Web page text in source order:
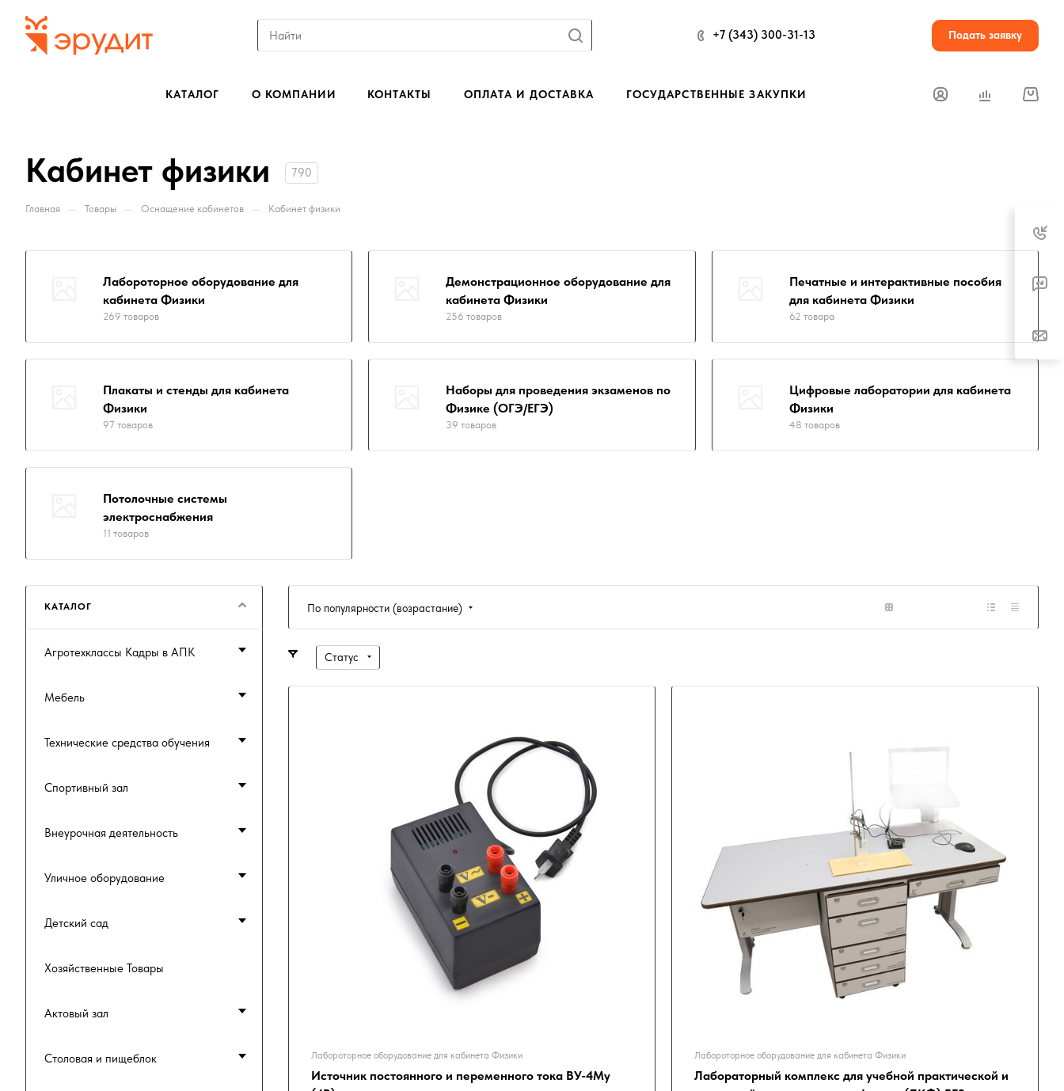
+7 (343) 300-31-13 Подать заявку
КАТАЛОГ О КОМПАНИИ КОНТАКТЫ ОПЛАТА И ДОСТАВКА ГОСУДАРСТВЕННЫЕ ЗАКУПКИ
Кабинет физики 790
Главная — Товары — Оснащение кабинетов — Кабинет физики
Лабороторное оборудование для
кабинета Физики
269 товаров
Демонстрационное оборудование для
кабинета Физики
256 товаров
Печатные и интерактивные пособия
для кабинета Физики
62 товара
Плакаты и стенды для кабинета
Физики
97 товаров
Наборы для проведения экзаменов по
Физике (ОГЭ/ЕГЭ)
39 товаров
Цифровые лаборатории для кабинета
Физики
48 товаров
Потолочные системы
электроснабжения
11 товаров
По популярности (возрастание)
Статус
Лабороторное оборудование для кабинета Физики
Источник постоянного и переменного тока ВУ-4Му
Лабороторное оборудование для кабинета Физики
Лабораторный комплекс для учебной практической и
КАТАЛОГ
Агротехклассы Кадры в АПК
Мебель
Технические средства обучения
Спортивный зал
Внеурочная деятельность
Уличное оборудование
Детский сад
Хозяйственные Товары
Актовый зал
Столовая и пищеблок